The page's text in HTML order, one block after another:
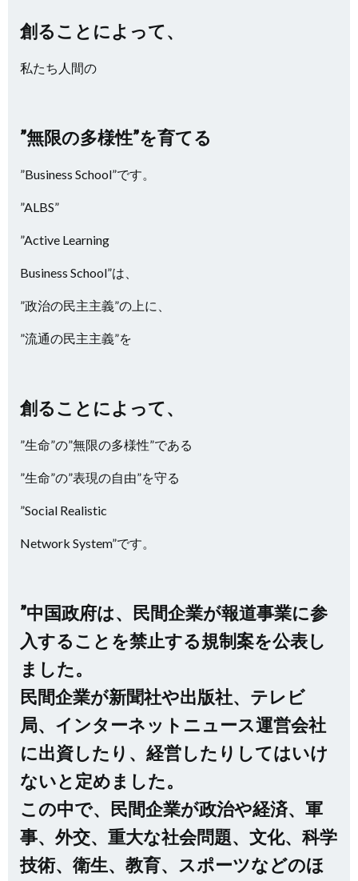
創ることによって、
私たち人間の
”無限の多様性”を育てる
”Business School”です。
”ALBS”
”Active Learning
Business School”は、
”政治の民主主義”の上に、
”流通の民主主義”を
創ることによって、
”生命”の”無限の多様性”である
”生命”の”表現の自由”を守る
”Social Realistic
Network System”です。
”中国政府は、民間企業が報道事業に参
入することを禁止する規制案を公表し
ました。
民間企業が新聞社や出版社、テレビ
局、インターネットニュース運営会社
に出資したり、経営したりしてはいけ
ないと定めました。
この中で、民間企業が政治や経済、軍
事、外交、重大な社会問題、文化、科学
技術、衛生、教育、スポーツなどのほ